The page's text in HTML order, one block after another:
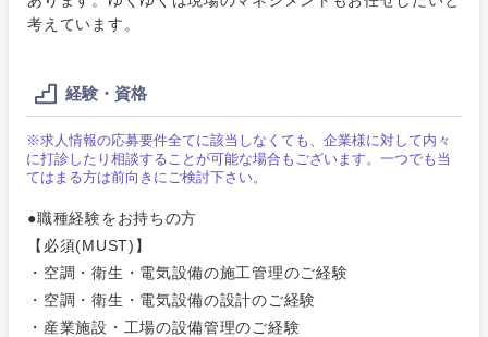
考えています。
経験・資格
※求人情報の応募要件全てに該当しなくても、企業様に対して内々
に打診したり相談することが可能な場合もございます。一つでも当
てはまる方は前向きにご検討下さい。
●職種経験をお持ちの方
【必須(MUST)】
・空調・衛生・電気設備の施工管理のご経験
・空調・衛生・電気設備の設計のご経験
・産業施設・工場の設備管理のご経験
甲信越・北陸
新潟県
石川県 福井県
山梨県